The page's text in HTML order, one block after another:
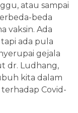
atau sampai
beda
vaksin. Ada
ada pula
gejala
dr. Ludhang,
kita dalam
Covid-